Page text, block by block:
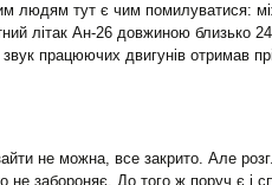
людям тут є чим помилуватися:
літак Ан-26 довжиною близько
працюючих двигунів отримав
не можна, все закрито. Але
не забороняє. До того ж поруч є і